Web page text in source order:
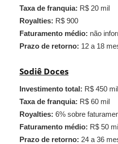
Taxa de franquia: R$ 20 mil
Royalties: R$ 900
Faturamento médio: não
Prazo de retorno: 12 a 18
Sodiê Doces
Investimento total: R$ 450 mil
Taxa de franquia: R$ 60 mil
Royalties: 6% sobre
Faturamento médio: R$ 50
Prazo de retorno: 24 a 36